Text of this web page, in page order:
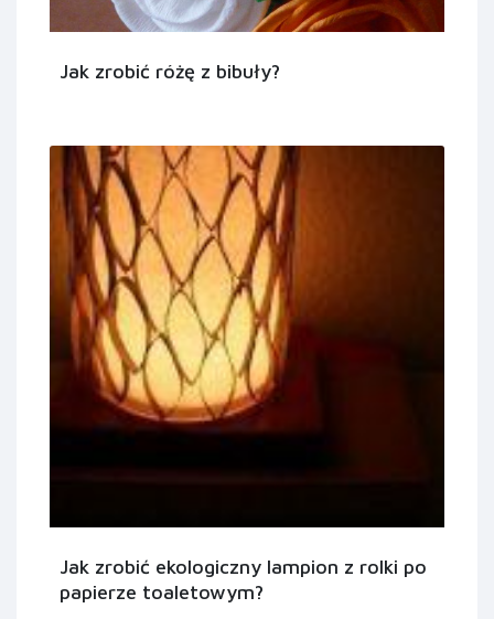
Jak zrobić różę z bibuły?
Jak zrobić ekologiczny lampion z rolki po
papierze toaletowym?